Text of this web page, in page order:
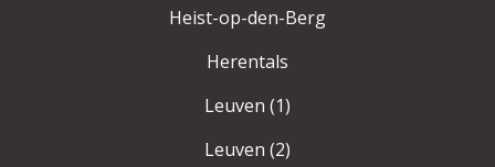
Heist-op-den-Berg
Herentals
Leuven (1)
Leuven (2)